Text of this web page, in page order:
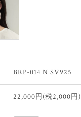
BRP-014 N SV925
22,000円(税2,000円)